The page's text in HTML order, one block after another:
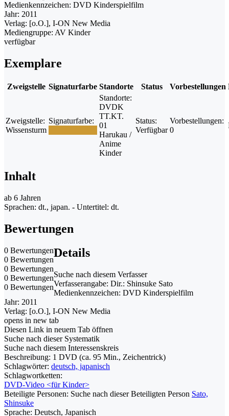
Medienkennzeichen: DVD Kinderspielfilm
Jahr: 2011
Verlag: [o.O.], I-ON New Media
Mediengruppe: AV Kinder
verfügbar
Exemplare
Zweigstelle Signaturfarbe Standorte Status Vorbestellungen
Zweigstelle:
Wissensturm
Signaturfarbe:
Standorte:
DVDK
TT.KT.
01
Harukau /
Anime
Kinder
Status:
Verfügbar
Vorbestellungen:
0
Inhalt
ab 6 Jahren
Sprachen: dt., japan. - Untertitel: dt.
Bewertungen
0 Bewertungen
0 Bewertungen
0 Bewertungen
0 Bewertungen
0 Bewertungen
Details
Suche nach diesem Verfasser
Verfasserangabe: Dir.: Shinsuke Sato
Medienkennzeichen: DVD Kinderspielfilm
Jahr: 2011
Verlag: [o.O.], I-ON New Media
opens in new tab
Diesen Link in neuem Tab öffnen
Suche nach dieser Systematik
Suche nach diesem Interessenskreis
Beschreibung: 1 DVD (ca. 95 Min., Zeichentrick)
Schlagwörter: deutsch, japanisch
Schlagwortketten:
DVD-Video <für Kinder>
Beteiligte Personen: Suche nach dieser Beteiligten Person Sato,
Shinsuke
Sprache: Deutsch, Japanisch